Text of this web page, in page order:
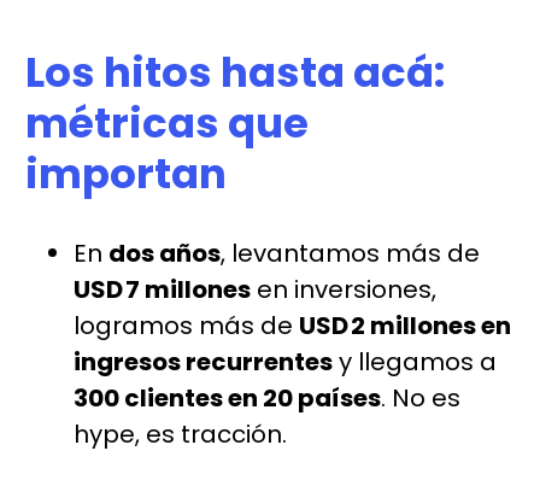
Los hitos hasta acá:
métricas que
importan
En dos años, levantamos más de
USD 7 millones en inversiones,
logramos más de USD 2 millones en
ingresos recurrentesy llegamos a
300 clientes en 20 países. No es
hype, es tracción.